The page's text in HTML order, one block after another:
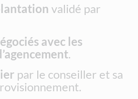
validé par
avec les
.
par le conseiller et sa